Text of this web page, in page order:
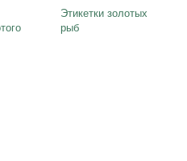
Этикетки золотых
рыб